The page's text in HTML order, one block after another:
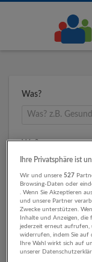
Was?
Wo?
Umkreis
Ihre Privatsphäre ist
Wir und unsere527
Browsing-Daten oder
. Wenn Sie Akzeptieren
und unsere Partner
Zwecke unterstützen.
Inhalte und Anzeigen, die
jederzeit erneut aufrufen,
widerrufen, indem Sie auf
Ihre Wahl wirkt sich auf
unserer